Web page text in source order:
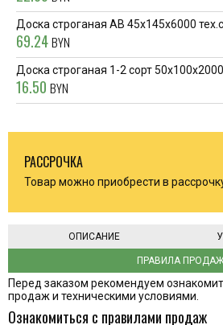
Доска строганая AB 45x145x6000
69.24BYN
Доска строганая 1-2 сорт
16.50 BYN
РАССРОЧКА
Товар можно приобрести в
ПРАВИЛА
ОПИСАНИЕ
Перед заказом рекомендуем
продаж и техническими условиями.
Ознакомиться с правилами продаж